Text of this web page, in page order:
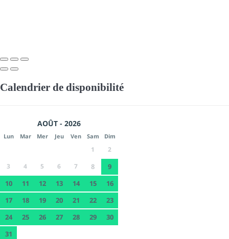
Calendrier de disponibilité
AOÛT - 2026
Lun Mar Mer Jeu Ven Sam Dim
1
2
3
4 5 6 7 8
9
10
11 12 13 14 15
16
17
18 19 20 21 22
23
24
25 26 27 28 29
30
31